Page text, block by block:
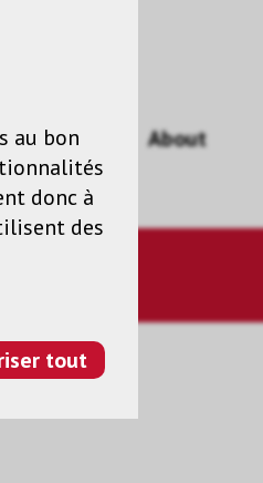
About
au bon
donc à
des
tout